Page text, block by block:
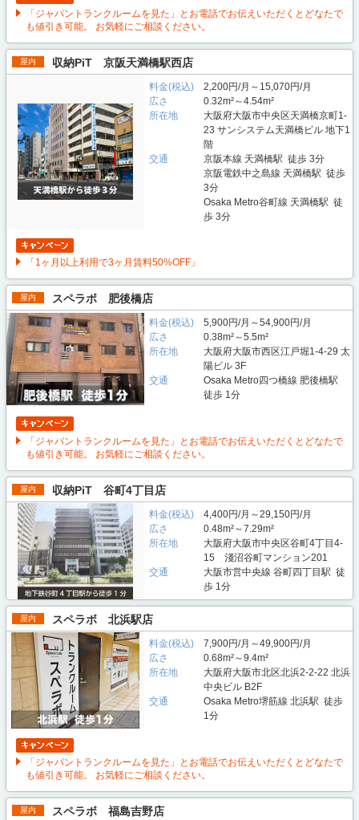
「ジャパントランクルームを見た」とお電話でお伝えいただくとどなたで
も値引き可能。 お気軽にご相談ください。
屋内 収納PiT 京阪天満橋駅西店
料金(税込)
2,200円/月～15,070円/月
広さ
0.32m²～4.54m²
所在地
大阪府大阪市中央区天満橋京町1-
23 サンシステム天満橋ビル 地下1
階
交通
京阪本線 天満橋駅 徒歩 3分
京阪電鉄中之島線 天満橋駅 徒歩
3分
Osaka Metro谷町線 天満橋駅 徒
歩 3分
「1ヶ月以上利用で3ヶ月賃料50%OFF」
屋内 スペラボ 肥後橋店
料金(税込)
5,900円/月～54,900円/月
広さ
0.38m²～5.5m²
所在地
大阪府大阪市西区江戸堀1-4-29 太
陽ビル 3F
交通
Osaka Metro四つ橋線 肥後橋駅
徒歩 1分
「ジャパントランクルームを見た」とお電話でお伝えいただくとどなたで
も値引き可能。 お気軽にご相談ください。
屋内 収納PiT 谷町4丁目店
料金(税込)
4,400円/月～29,150円/月
広さ
0.48m²～7.29m²
所在地
大阪府大阪市中央区谷町4丁目4-
15 淺沼谷町マンション201
交通
大阪市営中央線 谷町四丁目駅 徒
歩 1分
屋内 スペラボ 北浜駅店
料金(税込)
7,900円/月～49,900円/月
広さ
0.68m²～9.4m²
所在地
大阪府大阪市北区北浜2-2-22 北浜
中央ビル B2F
交通
Osaka Metro堺筋線 北浜駅 徒歩
1分
「ジャパントランクルームを見た」とお電話でお伝えいただくとどなたで
も値引き可能。 お気軽にご相談ください。
屋内 スペラボ 福島吉野店